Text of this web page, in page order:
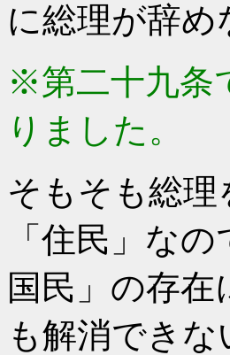
に総理が辞
※第二十九条
りました。
そもそも総
「住民」な
国民」の存
も解消でき